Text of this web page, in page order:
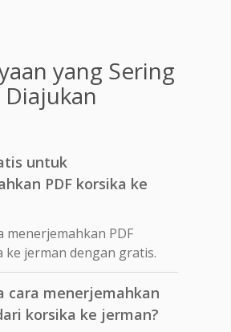
yang Sering
Diajukan
untuk
PDF korsika ke
menerjemahkan PDF
ke jerman dengan gratis.
cara menerjemahkan
korsika ke jerman?